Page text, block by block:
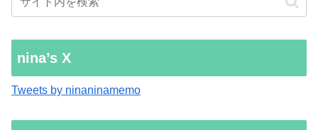
nina’s X
Tweets by ninaninamemo